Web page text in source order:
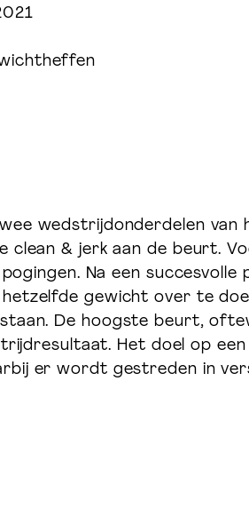
wedstrijdonderdelen
clean & jerk aan de beurt.
Na een
gewicht over te
De hoogste beurt,
Het doel op
er wordt gestreden in